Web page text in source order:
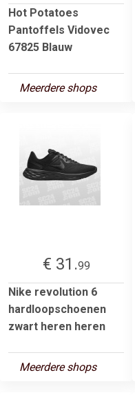
Hot Potatoes
Pantoffels Vidovec
67825 Blauw
Meerdere shops
€ 31.99
Nike revolution 6
hardloopschoenen
zwart heren heren
Meerdere shops